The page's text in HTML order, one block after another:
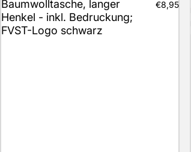
Baumwolltasche, langer
Henkel - inkl. Bedruckung;
FVST-Logo schwarz
€8,95